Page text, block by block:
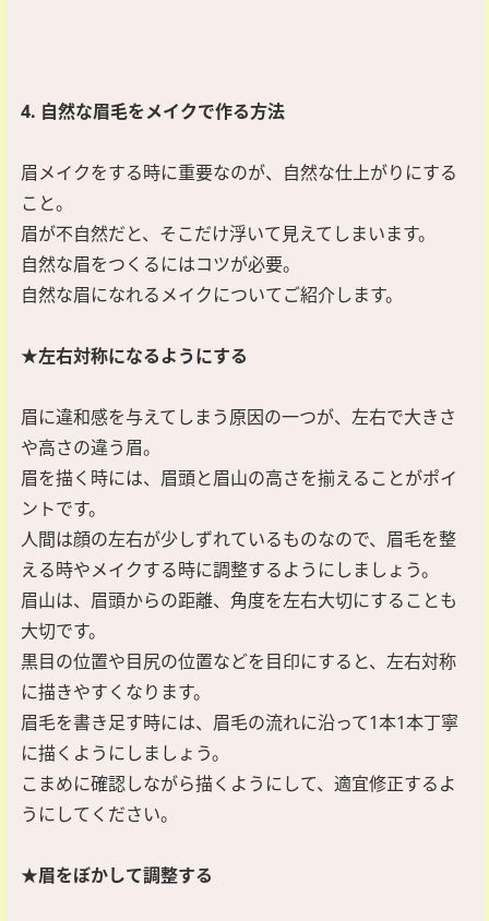
4. 自然な眉毛をメイクで作る方法
眉メイクをする時に重要なのが、自然な仕上がりにする
こと。
眉が不自然だと、そこだけ浮いて見えてしまいます。
自然な眉をつくるにはコツが必要。
自然な眉になれるメイクについてご紹介します。
★左右対称になるようにする
眉に違和感を与えてしまう原因の一つが、左右で大きさ
や高さの違う眉。
眉を描く時には、眉頭と眉山の高さを揃えることがポイ
ントです。
人間は顔の左右が少しずれているものなので、眉毛を整
える時やメイクする時に調整するようにしましょう。
眉山は、眉頭からの距離、角度を左右大切にすることも
大切です。
黒目の位置や目尻の位置などを目印にすると、左右対称
に描きやすくなります。
眉毛を書き足す時には、眉毛の流れに沿って1本1本丁寧
に描くようにしましょう。
こまめに確認しながら描くようにして、適宜修正するよ
うにしてください。
★眉をぼかして調整する